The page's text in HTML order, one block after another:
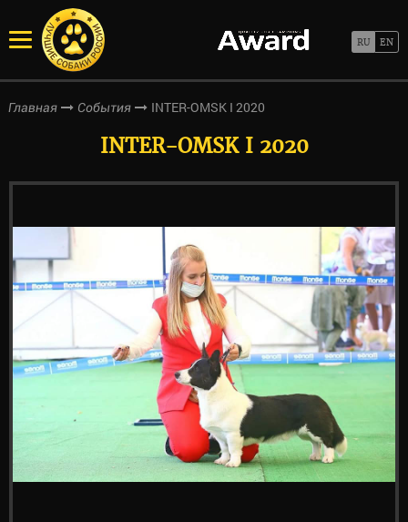
Главная События INTER-OMSK I 2020
INTER-OMSK I 2020